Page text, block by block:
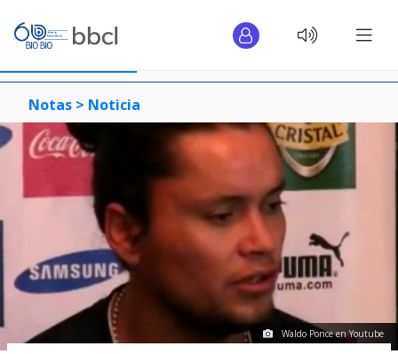
Notas > Noticia
Waldo Ponce en Youtube